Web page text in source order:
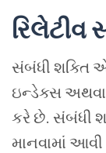
રિલેટીવ
સંબંધી શક્તિ
ઇન્ડેક્સ અથવા
કરે છે. સંબંધી
માનવામાં આવી